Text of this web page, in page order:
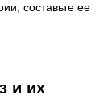
составьте ее
и их